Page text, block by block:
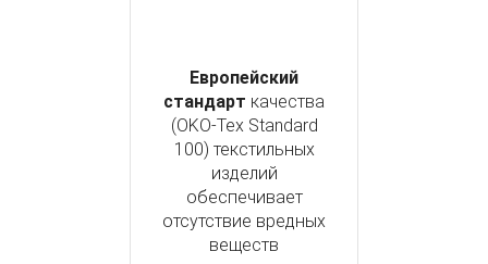
Европейский
стандарт качества
(OKO-Tex Standard
100) текстильных
изделий
обеспечивает
отсутствие вредных
веществ